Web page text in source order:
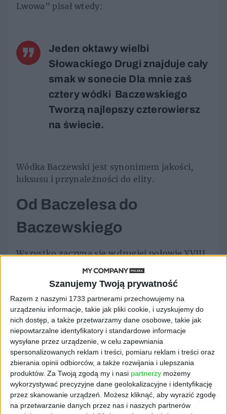
Szanujemy Twoją prywatność
Razem z naszymi 1733 partnerami przechowujemy na
urządzeniu informacje, takie jak pliki cookie, i uzyskujemy do
nich dostęp, a także przetwarzamy dane osobowe, takie jak
niepowtarzalne identyfikatory i standardowe informacje
wysyłane przez urządzenie, w celu zapewniania
spersonalizowanych reklam i treści, pomiaru reklam i treści oraz
zbierania opinii odbiorców, a także rozwijania i ulepszania
produktów. Za Twoją zgodą my i nasi partnerzy możemy
wykorzystywać precyzyjne dane geolokalizacyjne i identyfikację
przez skanowanie urządzeń. Możesz kliknąć, aby wyrazić zgodę
na przetwarzanie danych przez nas i naszych partnerów
Lwowa” pisał wtedy:
Jeden oktawy wielbi
Słowackiego Drugi znajduje cały
smak w sonecie Dla mnie zaś
cztery wódki Baczewskiego
Tworzą najlepszy czterowiersz
na świecie.
Wódka Baczewski jest synonimem jakości,
luksusu i przynależności do elity.
Od Baczelesa do
Baczewskiego
Wszystko zaczyna się w drugiej połowie XVIII
w. we wsi Wybranówka, niecałe 50 km od
Lwowa. Lejb Baczeles, miejscowy Żyd, zajmuje
się tam gorzelnictwem, być może arenduje
pańską karczmę. Po pierwszym rozbiorze
Polski cesarz austriacki zakazuje jednak
Żydom „rozpijania chłopów”, jednocześnie
zezwalając im na swobodną zmianę miejsca
zamieszkania. Dlatego Lejb w 1782 r. przenosi
się na przedmieścia Lwowa i zakłada
manufakturę alkoholi. Na bazie płatków róż i
miodu lipowego produkuje wysokiej jakości
rosolisy, czyli aromatyzowane likiery.